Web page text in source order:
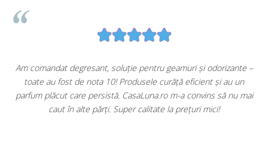
Am comandat degresant, soluție pentru geamuri și odorizante –
toate au fost de nota 10! Produsele curăță eficient și au un
parfum plăcut care persistă. CasaLuna.ro m-a convins să nu mai
caut în alte părți. Super calitate la prețuri mici!